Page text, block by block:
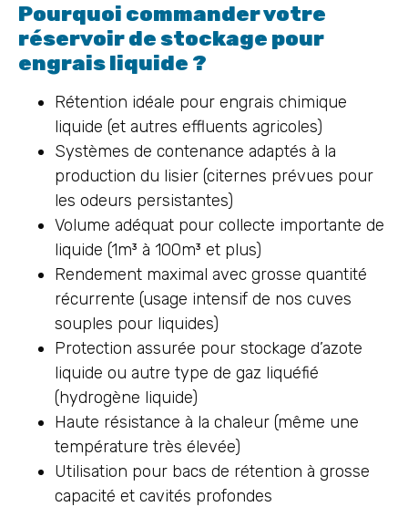
Pourquoi commander votre
réservoir de stockage pour
engrais liquide ?
Rétention idéale pour engrais chimique
liquide (et autres effluents agricoles)
Systèmes de contenance adaptés à la
production du lisier (citernes prévues pour
les odeurs persistantes)
Volume adéquat pour collecte importante de
liquide (1m³ à 100m³ et plus)
Rendement maximal avec grosse quantité
récurrente (usage intensif de nos cuves
souples pour liquides)
Protection assurée pour stockage d’azote
liquide ou autre type de gaz liquéfié
(hydrogène liquide)
Haute résistance à la chaleur (même une
température très élevée)
Utilisation pour bacs de rétention à grosse
capacité et cavités profondes